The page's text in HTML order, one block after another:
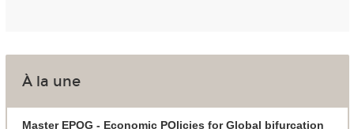
À la une
Master EPOG - Economic POlicies for Global bifurcation